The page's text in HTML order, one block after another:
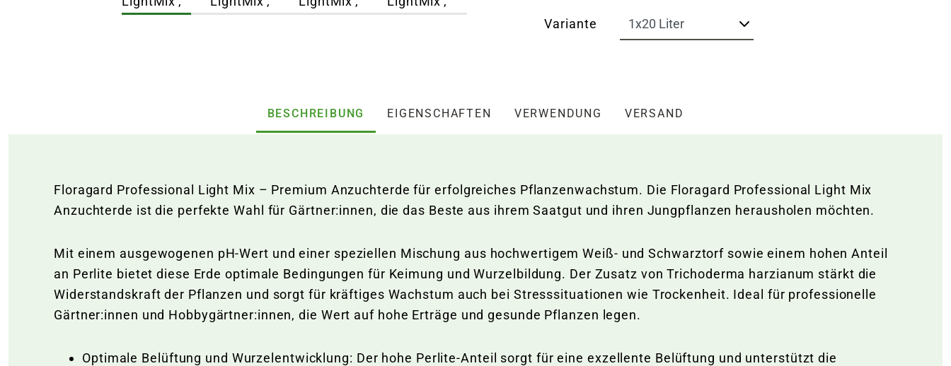
Variante
BESCHREIBUNG EIGENSCHAFTEN VERWENDUNG VERSAND
Floragard Professional Light Mix – Premium Anzuchterde für erfolgreiches Pflanzenwachstum. Die Floragard Professional Light Mix
Anzuchterde ist die perfekte Wahl für Gärtner:innen, die das Beste aus ihrem Saatgut und ihren Jungpflanzen herausholen möchten.
Mit einem ausgewogenen pH-Wert und einer speziellen Mischung aus hochwertigem Weiß- und Schwarztorf sowie einem hohen Anteil
an Perlite bietet diese Erde optimale Bedingungen für Keimung und Wurzelbildung. Der Zusatz von Trichoderma harzianum stärkt die
Widerstandskraft der Pflanzen und sorgt für kräftiges Wachstum auch bei Stresssituationen wie Trockenheit. Ideal für professionelle
Gärtner:innen und Hobbygärtner:innen, die Wert auf hohe Erträge und gesunde Pflanzen legen.
Optimale Belüftung und Wurzelentwicklung: Der hohe Perlite-Anteil sorgt für eine exzellente Belüftung und unterstützt die